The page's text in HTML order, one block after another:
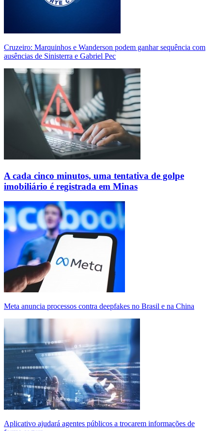
Cruzeiro: Marquinhos e Wanderson podem ganhar sequência com
ausências de Sinisterra e Gabriel Pec
A cada cinco minutos, uma tentativa de golpe
imobiliário é registrada em Minas
Meta anuncia processos contra deepfakes no Brasil e na China
Aplicativo ajudará agentes públicos a trocarem informações de